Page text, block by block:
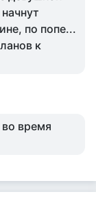
по попе...
к
во время